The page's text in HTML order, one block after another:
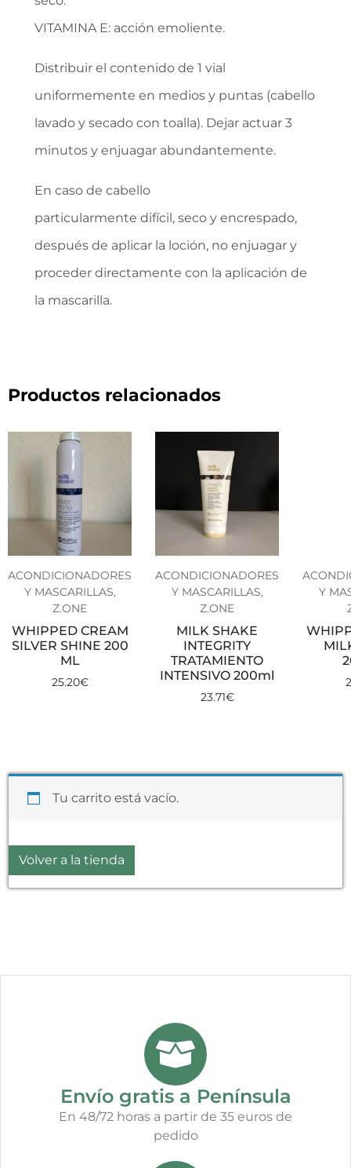
VITAMINA E: acción emoliente.
Distribuir el contenido de 1 vial
uniformemente en medios y puntas (cabello
lavado y secado con toalla). Dejar actuar 3
minutos y enjuagar abundantemente.
En caso de cabello
particularmente difícil, seco y encrespado,
después de aplicar la loción, no enjuagar y
proceder directamente con la aplicación de
la mascarilla.
Productos relacionados
ACONDICIONADORES
Y MASCARILLAS,
Z.ONE
WHIPPED CREAM
SILVER SHINE 200
ML
25.20€
ACONDICIONADORES
Y MASCARILLAS,
Z.ONE
MILK SHAKE
INTEGRITY
TRATAMIENTO
INTENSIVO 200ml
23.71€
Y
Tu carrito está vacío.
Volver a la tienda
Envío gratis a Península
En 48/72 horas a partir de 35 euros de
pedido